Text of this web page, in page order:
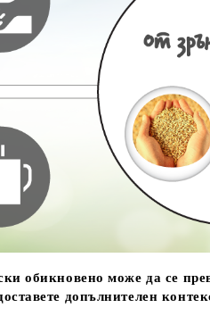
обикновено може да се
допълнителен